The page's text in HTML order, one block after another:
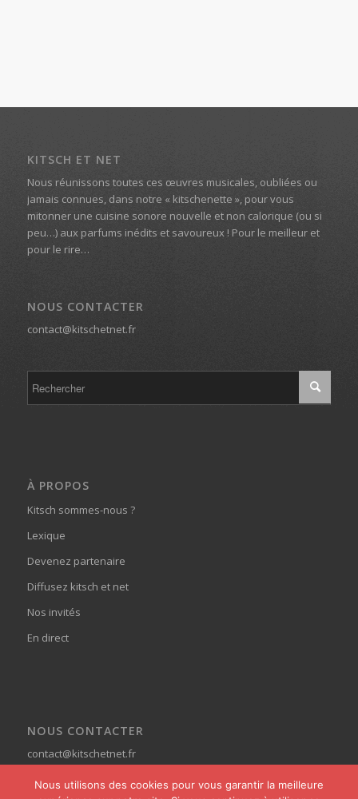
KITSCH ET NET
Nous réunissons toutes ces œuvres musicales, oubliées ou
jamais connues, dans notre « kitschenette », pour vous
mitonner une cuisine sonore nouvelle et non calorique (ou si
peu…) aux parfums inédits et savoureux ! Pour le meilleur et
pour le rire…
NOUS CONTACTER
contact@kitschetnet.fr
À PROPOS
Kitsch sommes-nous ?
Lexique
Devenez partenaire
Diffusez kitsch et net
Nos invités
En direct
NOUS CONTACTER
contact@kitschetnet.fr
Nous utilisons des cookies pour vous garantir la meilleure